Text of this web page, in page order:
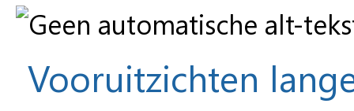
Vooruitzichten